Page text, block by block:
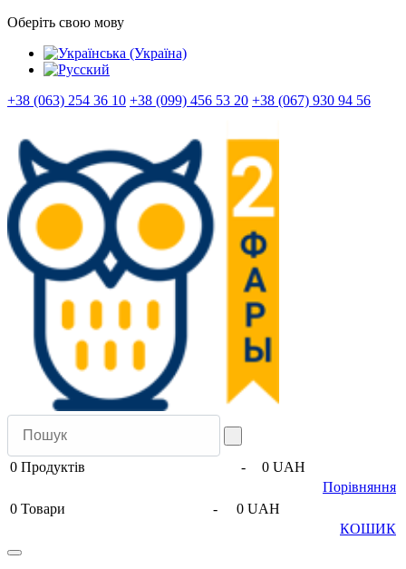
Оберіть свою мову
+38 (063) 254 36 10 +38 (099) 456 53 20 +38 (067) 930 94 56
0 Продуктів -
0 UAH
Порівняння
0 Товари -
0 UAH
КОШИК